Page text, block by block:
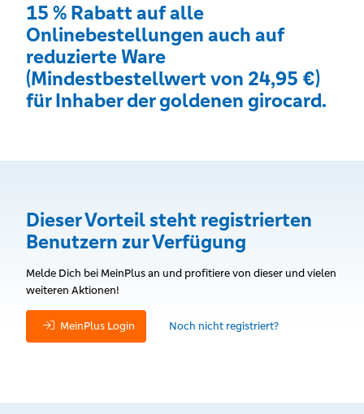
15 % Rabatt auf alle
Onlinebestellungen auch auf
reduzierte Ware
(Mindestbestellwert von 24,95 €)
für Inhaber der goldenen girocard.
Dieser Vorteil steht registrierten
Benutzern zur Verfügung
Melde Dich bei MeinPlus an und profitiere von dieser und vielen
weiteren Aktionen!
MeinPlus Login Noch nicht registriert?